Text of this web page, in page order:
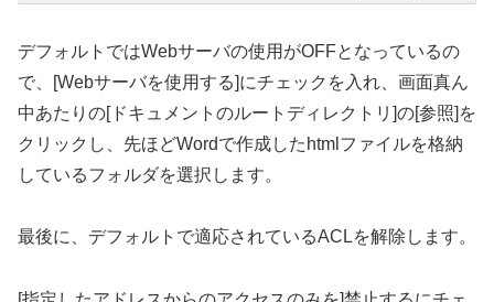
デフォルトではWebサーバの使用がOFFとなっているの
で、[Webサーバを使用する]にチェックを入れ、画面真ん
中あたりの[ドキュメントのルートディレクトリ]の[参照]を
クリックし、先ほどWordで作成したhtmlファイルを格納
しているフォルダを選択します。
最後に、デフォルトで適応されているACLを解除します。